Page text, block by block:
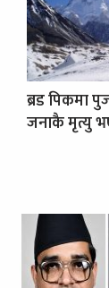
ब्रड पिकमा
जनाकै मृत्यु